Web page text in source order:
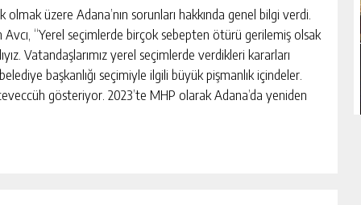
üzere Adana’nın sorunları hakkında genel bilgi verdi.
“Yerel seçimlerde birçok sebepten ötürü gerilemiş olsak
Vatandaşlarımız yerel seçimlerde verdikleri kararları
başkanlığı seçimiyle ilgili büyük pişmanlık içindeler.
gösteriyor. 2023’te MHP olarak Adana’da yeniden